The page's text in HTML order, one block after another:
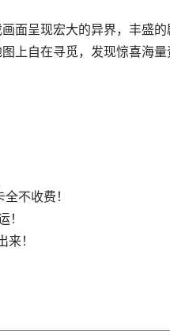
面呈现宏大的异界，丰盛
上自在寻觅，发现惊喜海
不收费！
！
！